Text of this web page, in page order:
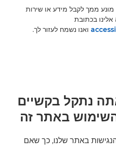
ממך לקבל מידע או שירות
בכתובת
ואנו נשמח לעזור לך.
נתקל בקשיים
באתר זה
באתר שלנו, כך שאם